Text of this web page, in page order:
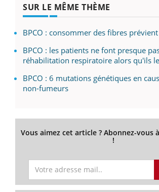
SUR LE MÊME THÈME
BPCO : consommer des fibres
BPCO : les patients ne font presque
réhabilitation respiratoire alors qu'ils
BPCO : 6 mutations génétiques en
non-fumeurs
Vous aimez cet article ? Abonnez-vous
!